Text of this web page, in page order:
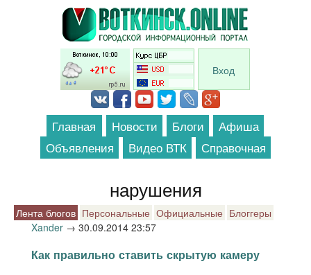
Перейти к основному содержанию
Вход
Главная Новости Блоги
Афиша
Объявления
Видео ВТК Справочная
нарушения
Лента блогов Персональные Официальные Блоггеры
Xander → 30.09.2014 23:57
Как правильно ставить скрытую камеру